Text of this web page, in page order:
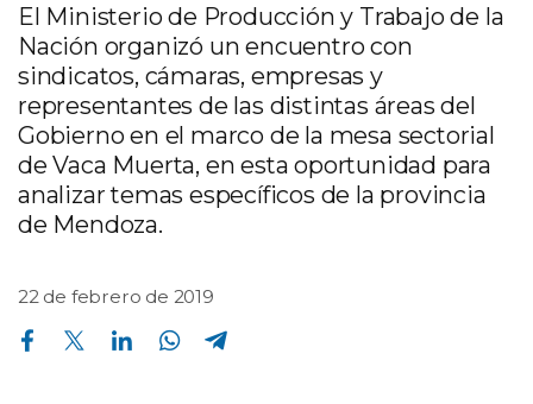
El Ministerio de Producción y Trabajo de la
Nación organizó un encuentro con
sindicatos, cámaras, empresas y
representantes de las distintas áreas del
Gobierno en el marco de la mesa sectorial
de Vaca Muerta, en esta oportunidad para
analizar temas específicos de la provincia
de Mendoza.
22 de febrero de 2019
Compartir en Facebook Compartir en Twitter Compartir en Linkedin Compartir en Whatsapp